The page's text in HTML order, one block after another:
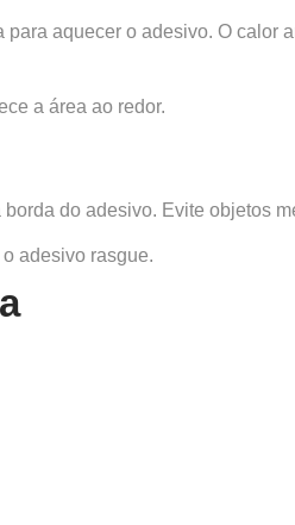
para aquecer o adesivo. O calor
a área ao redor.
do adesivo. Evite objetos
adesivo rasgue.